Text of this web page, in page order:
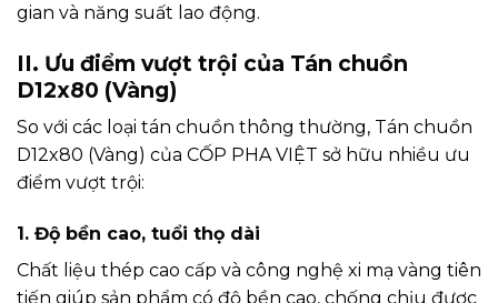
gian và năng suất lao động.
II. Ưu điểm vượt trội của Tán chuồn
D12x80 (Vàng)
So với các loại tán chuồn thông thường, Tán chuồn
D12x80 (Vàng) của CỐP PHA VIỆT sở hữu nhiều ưu
điểm vượt trội:
1. Độ bền cao, tuổi thọ dài
Chất liệu thép cao cấp và công nghệ xi mạ vàng tiên
tiến giúp sản phẩm có độ bền cao, chống chịu được